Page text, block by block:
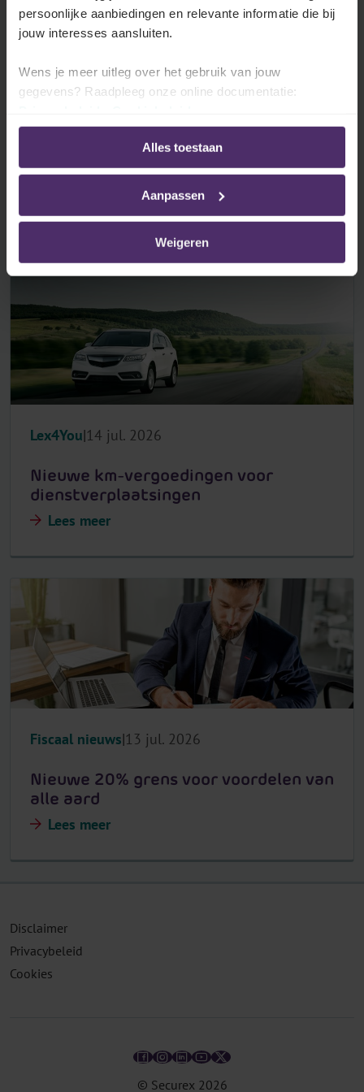
persoonlijke aanbiedingen en relevante informatie die bij
jouw interesses aansluiten.
Wens je meer uitleg over het gebruik van jouw
gegevens? Raadpleeg onze online documentatie:
Alles toestaan
Aanpassen
Weigeren
Lex4You29 jul. 2026
Wet personenbelasting wijzigt fiscaal
Lees meer
Lex4You 14 jul. 2026
Nieuwe km-vergoedingen voor
dienstverplaatsingen
Lees meer
Fiscaal nieuws 13 jul. 2026
Nieuwe 20% grens voor voordelen van
alle aard
Lees meer
© Securex 2026
Disclaimer
Privacybeleid
Cookies